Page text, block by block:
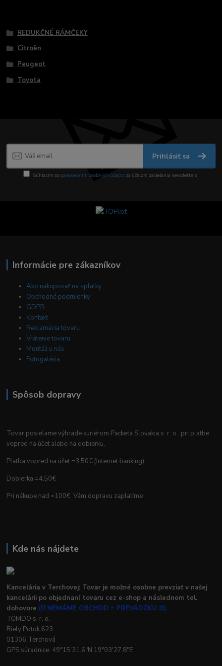
REDUKČNÉ RÁMČEKY
Citroën
Peugeot
Toyota
Prihlásiť sa
Súhlasím sospracovaním osobných údajov za účelom zasielania newslettera.
Informácie pre zákazníkov
Ako nakupovať na splátky
Obchodné podmienky
GDPR
Kontakt
Reklamácia tovaru
Vrátenie tovaru
Montáž u nás
Fotogaléria
Spôsob dopravy
Tovar posielame výhrade kuriérom Packeta Slovakia s. r. o. pri platbe
vopred na účet alebo na dobierku.
Platba vopred na účet =3,50€ (Internet banking)
Dobierka =4,50€
Pri nákupe nad =100€ Vám dopravu zaplatíme
Kde nás nájdete
Kancelária v Terchovej: Tovar je možné osobne prevziať v našej
kancelárii po objednaní tovaru cez e-shop a následnom tel.
dohovore (!!! NEMÁME OBCHOD = PREVÁDZKU !!!).
TOMDO s. r. o.
Biely Potok 623
01306 Terchová
GPS súradnice: 49°15'31.6"N 19°03'27.8"E